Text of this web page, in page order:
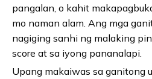
pangalan, o kahit
mo naman alam. Ang mga
nagiging sanhi ng malaking
score at sa iyong pananalapi.
Upang makaiwas sa ganitong